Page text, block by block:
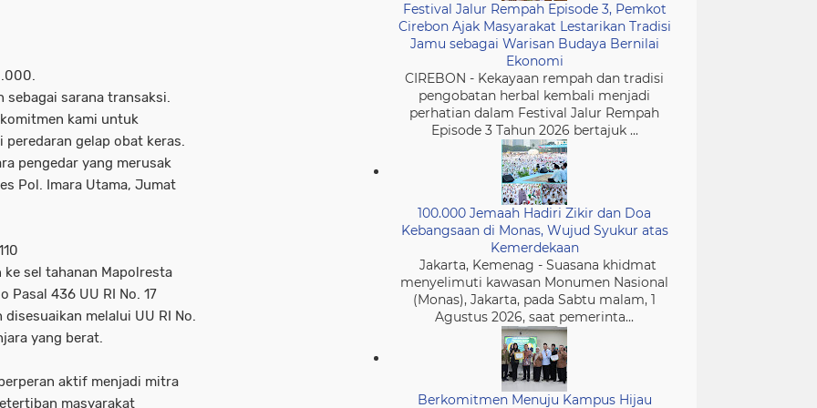
sebagai sarana transaksi.
kami untuk
gelap obat keras.
pengedar yang merusak
Pol. Imara Utama, Jumat
sel tahanan Mapolresta
Pasal 436 UU RI No. 17
melalui UU RI No.
yang berat.
aktif menjadi mitra
masyarakat
Festival Jalur Rempah Episode 3, Pemkot
Cirebon Ajak Masyarakat Lestarikan Tradisi
Jamu sebagai Warisan Budaya Bernilai
Ekonomi
CIREBON - Kekayaan rempah dan tradisi
pengobatan herbal kembali menjadi
perhatian dalam Festival Jalur Rempah
Episode 3 Tahun 2026 bertajuk ...
100.000 Jemaah Hadiri Zikir dan Doa
Kebangsaan di Monas, Wujud Syukur atas
Kemerdekaan
Jakarta, Kemenag - Suasana khidmat
menyelimuti kawasan Monumen Nasional
(Monas), Jakarta, pada Sabtu malam, 1
Agustus 2026, saat pemerinta...
Berkomitmen Menuju Kampus Hijau